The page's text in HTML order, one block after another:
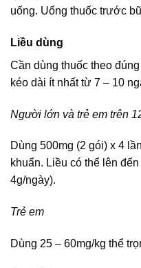
uống. Uống thuốc trước
Liều dùng
Cần dùng thuốc theo
kéo dài ít nhất từ 7 – 10
Người lớn và trẻ em trên
Dùng 500mg (2 gói) x 4
khuẩn. Liều có thể lên
4g/ngày).
Trẻ em
Dùng 25 – 60mg/kg thể